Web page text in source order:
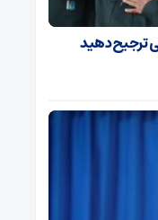
ترجیح دهید